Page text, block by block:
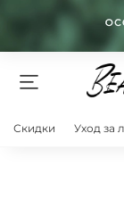
Скидки Уход за